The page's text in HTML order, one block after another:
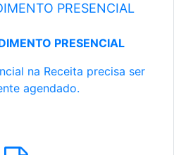
PRESENCIAL
PRESENCIAL
na Receita precisa ser
agendado.